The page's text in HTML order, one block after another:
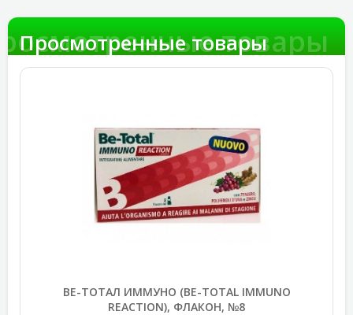
товары
Просмотренные товары
ВЕ-ТОТАЛ ИММУНО (BE-TOTAL IMMUNO
REACTION), ФЛАКОН, №8